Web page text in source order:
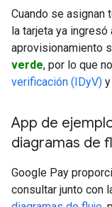
Cuando se asignan
la tarjeta ya
aprovisionamiento
verde, por lo que
verificación (IDyV)
App de
diagramas de
Google Pay
consultar junto con